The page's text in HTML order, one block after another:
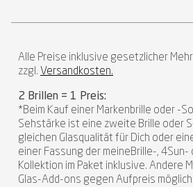
Alle Preise inklusive gesetzlicher
zzgl. Versandkosten.
2 Brillen = 1 Preis:
*Beim Kauf einer Markenbrille oder -
Sehstärke ist eine zweite Brille oder
gleichen Glasqualität für Dich oder
einer Fassung der meineBrille-, 4Sun-
Kollektion im Paket inklusive. Andere
Glas-Add-ons gegen Aufpreis